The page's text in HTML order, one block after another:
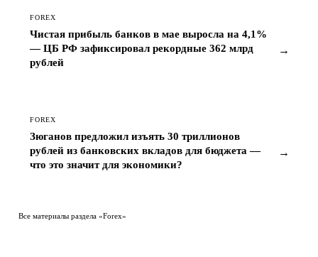
FOREX
Чистая прибыль банков в мае выросла на 4,1%
— ЦБ РФ зафиксировал рекордные 362 млрд
рублей
→
FOREX
Зюганов предложил изъять 30 триллионов
рублей из банковских вкладов для бюджета —
что это значит для экономики?
→
Все материалы раздела «Forex»